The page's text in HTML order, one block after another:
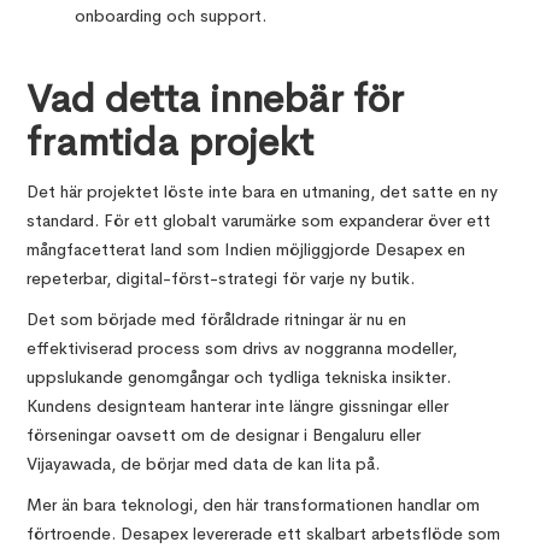
onboarding och support.
Vad detta innebär för
framtida projekt
Det här projektet löste inte bara en utmaning, det satte en ny
standard. För ett globalt varumärke som expanderar över ett
mångfacetterat land som Indien möjliggjorde Desapex en
repeterbar, digital-först-strategi för varje ny butik.
Det som började med föråldrade ritningar är nu en
effektiviserad process som drivs av noggranna modeller,
uppslukande genomgångar och tydliga tekniska insikter.
Kundens designteam hanterar inte längre gissningar eller
förseningar oavsett om de designar i Bengaluru eller
Vijayawada, de börjar med data de kan lita på.
Mer än bara teknologi, den här transformationen handlar om
förtroende. Desapex levererade ett skalbart arbetsflöde som